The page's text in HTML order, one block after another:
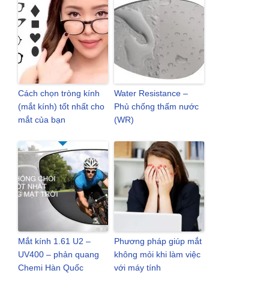
Cách chọn tròng kính
(mắt kính) tốt nhất cho
mắt của bạn
Water Resistance –
Phủ chống thấm nước
(WR)
Mắt kính 1.61 U2 –
UV400 – phản quang
Chemi Hàn Quốc
Phương pháp giúp mắt
không mỏi khi làm việc
với máy tính